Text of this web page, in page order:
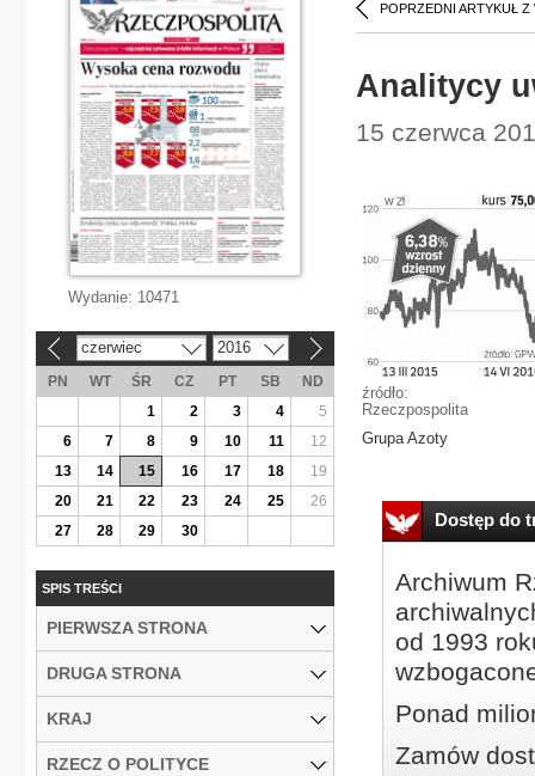
POPRZEDNI ARTYKUŁ Z
Analitycy
15 czerwca
źródło:
Rzeczpospolita
Grupa Azoty
Dostęp do
Archiwum
od 1993
Ponad
Zamów
Wydanie: 10471
czerwiec 2016
PN WT ŚR CZ PT SB
ND
1
2 3 4
5
6
7 8 9 10 11
12
13
14 15 16 17 18
19
20
21 22 23 24 25
26
27
28 29 30
SPIS TREŚCI
PIERWSZA STRONA
DRUGA STRONA
KRAJ
RZECZ O POLITYCE